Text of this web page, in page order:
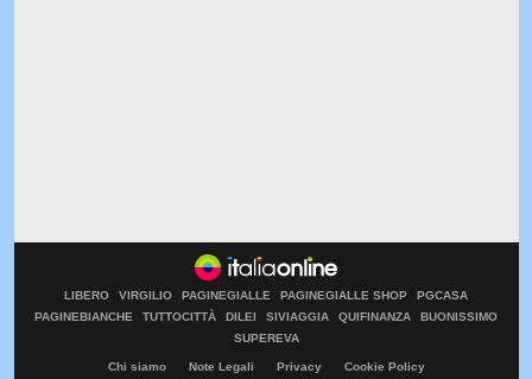
LIBERO VIRGILIO PAGINEGIALLE PAGINEGIALLE SHOP
PGCASA
PAGINEBIANCHE
TUTTOCITTÀ DILEI SIVIAGGIA QUIFINANZA
BUONISSIMO
SUPEREVA
Chi siamo Note Legali Privacy
Cookie Policy